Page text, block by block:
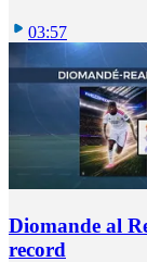
03:57
Diomande al
record